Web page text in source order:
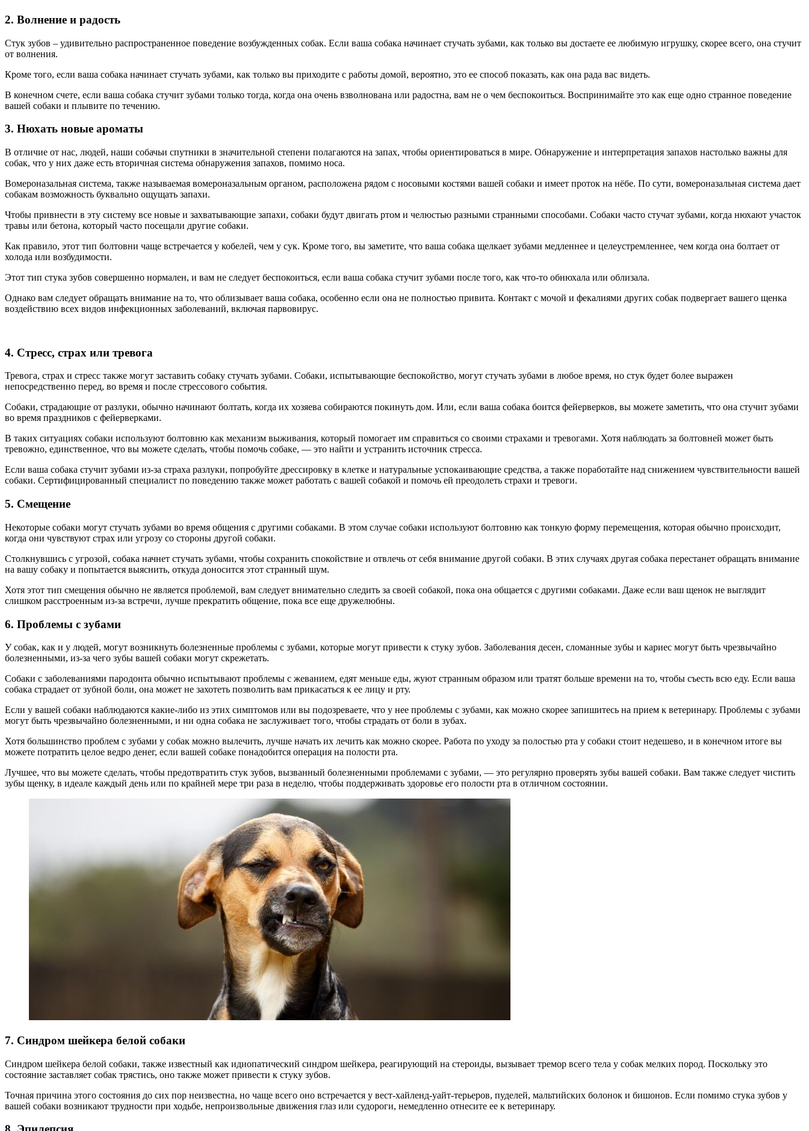
2. Волнение и радость
Стук зубов – удивительно распространенное поведение возбужденных собак. Если ваша собака начинает стучать зубами, как только вы достаете ее любимую игрушку, скорее всего, она стучит
от волнения.
Кроме того, если ваша собака начинает стучать зубами, как только вы приходите с работы домой, вероятно, это ее способ показать, как она рада вас видеть.
В конечном счете, если ваша собака стучит зубами только тогда, когда она очень взволнована или радостна, вам не о чем беспокоиться. Воспринимайте это как еще одно странное поведение
вашей собаки и плывите по течению.
3. Нюхать новые ароматы
В отличие от нас, людей, наши собачьи спутники в значительной степени полагаются на запах, чтобы ориентироваться в мире. Обнаружение и интерпретация запахов настолько важны для
собак, что у них даже есть вторичная система обнаружения запахов, помимо носа.
Вомероназальная система, также называемая вомероназальным органом, расположена рядом с носовыми костями вашей собаки и имеет проток на нёбе. По сути, вомероназальная система дает
собакам возможность буквально ощущать запахи.
Чтобы привнести в эту систему все новые и захватывающие запахи, собаки будут двигать ртом и челюстью разными странными способами. Собаки часто стучат зубами, когда нюхают участок
травы или бетона, который часто посещали другие собаки.
Как правило, этот тип болтовни чаще встречается у кобелей, чем у сук. Кроме того, вы заметите, что ваша собака щелкает зубами медленнее и целеустремленнее, чем когда она болтает от
холода или возбудимости.
Этот тип стука зубов совершенно нормален, и вам не следует беспокоиться, если ваша собака стучит зубами после того, как что-то обнюхала или облизала.
Однако вам следует обращать внимание на то, что облизывает ваша собака, особенно если она не полностью привита. Контакт с мочой и фекалиями других собак подвергает вашего щенка
воздействию всех видов инфекционных заболеваний, включая парвовирус.
4. Стресс, страх или тревога
Тревога, страх и стресс также могут заставить собаку стучать зубами. Собаки, испытывающие беспокойство, могут стучать зубами в любое время, но стук будет более выражен
непосредственно перед, во время и после стрессового события.
Собаки, страдающие от разлуки, обычно начинают болтать, когда их хозяева собираются покинуть дом. Или, если ваша собака боится фейерверков, вы можете заметить, что она стучит зубами
во время праздников с фейерверками.
В таких ситуациях собаки используют болтовню как механизм выживания, который помогает им справиться со своими страхами и тревогами. Хотя наблюдать за болтовней может быть
тревожно, единственное, что вы можете сделать, чтобы помочь собаке, — это найти и устранить источник стресса.
Если ваша собака стучит зубами из-за страха разлуки, попробуйте дрессировку в клетке и натуральные успокаивающие средства, а также поработайте над снижением чувствительности вашей
собаки. Сертифицированный специалист по поведению также может работать с вашей собакой и помочь ей преодолеть страхи и тревоги.
5. Смещение
Некоторые собаки могут стучать зубами во время общения с другими собаками. В этом случае собаки используют болтовню как тонкую форму перемещения, которая обычно происходит,
когда они чувствуют страх или угрозу со стороны другой собаки.
Столкнувшись с угрозой, собака начнет стучать зубами, чтобы сохранить спокойствие и отвлечь от себя внимание другой собаки. В этих случаях другая собака перестанет обращать внимание
на вашу собаку и попытается выяснить, откуда доносится этот странный шум.
Хотя этот тип смещения обычно не является проблемой, вам следует внимательно следить за своей собакой, пока она общается с другими собаками. Даже если ваш щенок не выглядит
слишком расстроенным из-за встречи, лучше прекратить общение, пока все еще дружелюбны.
6. Проблемы с зубами
У собак, как и у людей, могут возникнуть болезненные проблемы с зубами, которые могут привести к стуку зубов. Заболевания десен, сломанные зубы и кариес могут быть чрезвычайно
болезненными, из-за чего зубы вашей собаки могут скрежетать.
Собаки с заболеваниями пародонта обычно испытывают проблемы с жеванием, едят меньше еды, жуют странным образом или тратят больше времени на то, чтобы съесть всю еду. Если ваша
собака страдает от зубной боли, она может не захотеть позволить вам прикасаться к ее лицу и рту.
Если у вашей собаки наблюдаются какие-либо из этих симптомов или вы подозреваете, что у нее проблемы с зубами, как можно скорее запишитесь на прием к ветеринару. Проблемы с зубами
могут быть чрезвычайно болезненными, и ни одна собака не заслуживает того, чтобы страдать от боли в зубах.
Хотя большинство проблем с зубами у собак можно вылечить, лучше начать их лечить как можно скорее. Работа по уходу за полостью рта у собаки стоит недешево, и в конечном итоге вы
можете потратить целое ведро денег, если вашей собаке понадобится операция на полости рта.
Лучшее, что вы можете сделать, чтобы предотвратить стук зубов, вызванный болезненными проблемами с зубами, — это регулярно проверять зубы вашей собаки. Вам также следует чистить
зубы щенку, в идеале каждый день или по крайней мере три раза в неделю, чтобы поддерживать здоровье его полости рта в отличном состоянии.
7. Синдром шейкера белой собаки
Синдром шейкера белой собаки, также известный как идиопатический синдром шейкера, реагирующий на стероиды, вызывает тремор всего тела у собак мелких пород. Поскольку это
состояние заставляет собак трястись, оно также может привести к стуку зубов.
Точная причина этого состояния до сих пор неизвестна, но чаще всего оно встречается у вест-хайленд-уайт-терьеров, пуделей, мальтийских болонок и бишонов. Если помимо стука зубов у
вашей собаки возникают трудности при ходьбе, непроизвольные движения глаз или судороги, немедленно отнесите ее к ветеринару.